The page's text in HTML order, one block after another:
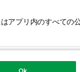
アプリ内のすべての